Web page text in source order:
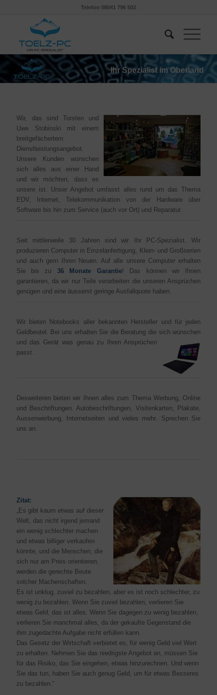
Telefon 08041 796 502
Ihr Spezialist im Oberland
Wir, das sind Torsten und
Uwe Stobinski mit einem
breitgefächertem
Dienstleistungsangebot.
Unsere Kunden wünschen
sich alles aus einer Hand
und wir möchten, dass es
unsere ist. Unser Angebot umfasst alles rund um das Thema
EDV, Internet, Telekommunikation von der Hardware über
Software bis hin zum Service (auch vor Ort) und Reparatur.
Seit mittlerweile 30 Jahren sind wir Ihr PC-Spezialist. Wir
produzieren Computer in Einzelanfertigung, Klein- und Großserien
und auch gern Ihren Neuen. Auf alle unsere Computer erhalten
Sie bis zu 36 Monate Garantie! Das können wir Ihnen
garantieren, da wir nur Teile verarbeiten die unseren Ansprüchen
genügen und eine äusserst geringe Ausfallquote haben.
Wir bieten Notebooks aller bekannten Hersteller und für jeden
Geldbeutel. Bei uns erhalten Sie die Beratung die sich wünschen
und das Gerät was genau zu Ihren Ansprüchen
passt.
Desweiteren bieten wir Ihnen alles zum Thema Werbung, Online
und Beschriftungen. Autobeschriftungen, Visitenkarten, Plakate,
Aussenwerbung, Internetseiten und vieles mehr. Sprechen Sie
uns an.
Zitat:
„Es gibt kaum etwas auf dieser
Welt, das nicht irgend jemand
ein wenig schlechter machen
und etwas billiger verkaufen
könnte, und die Menschen, die
sich nur am Preis orientieren,
werden die gerechte Beute
solcher Machenschaften.
Es ist unklug, zuviel zu bezahlen, aber es ist noch schlechter, zu
wenig zu bezahlen. Wenn Sie zuviel bezahlen, verlieren Sie
etwas Geld, das ist alles. Wenn Sie dagegen zu wenig bezahlen,
verlieren Sie manchmal alles, da der gekaufte Gegenstand die
ihm zugedachte Aufgabe nicht erfüllen kann.
Das Gesetz der Wirtschaft verbietet es, für wenig Geld viel Wert
zu erhalten. Nehmen Sie das niedrigste Angebot an, müssen Sie
für das Risiko, das Sie eingehen, etwas hinzurechnen. Und wenn
Sie das tun, haben Sie auch genug Geld, um für etwas Besseres
zu bezahlen.“